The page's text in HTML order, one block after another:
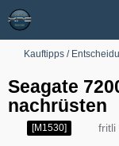
Kauftipps /
Seagate
nachrüsten
[M1530] fritli